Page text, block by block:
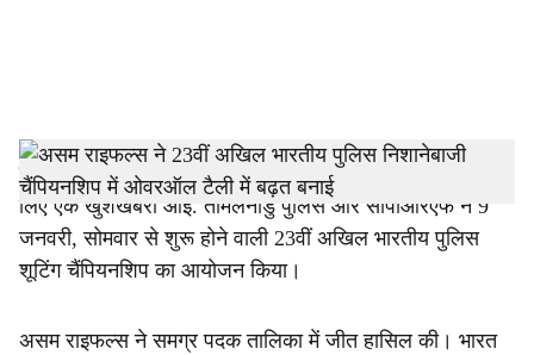
h
a
r
गुवाहाटी:12 जनवरी, गुरुवार को असम राइफल्स की पूरी टीम के
लिए एक खुशखबरी आई. तमिलनाडु पुलिस और सीपीआरएफ ने 9
जनवरी, सोमवार से शुरू होने वाली 23वीं अखिल भारतीय पुलिस
शूटिंग चैंपियनशिप का आयोजन किया।
असम राइफल्स ने समग्र पदक तालिका में जीत हासिल की। भारत